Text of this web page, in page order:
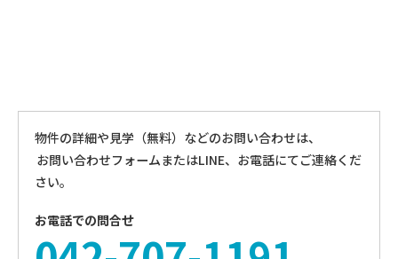
物件の詳細や見学（無料）などのお問い合わせは、
お問い合わせフォームまたはLINE、お電話にてご連絡くだ
さい。
お電話での問合せ